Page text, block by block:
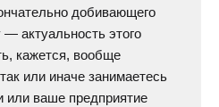
добивающего
— актуальность этого
кажется, вообще
или иначе занимаетесь
или ваше предприятие